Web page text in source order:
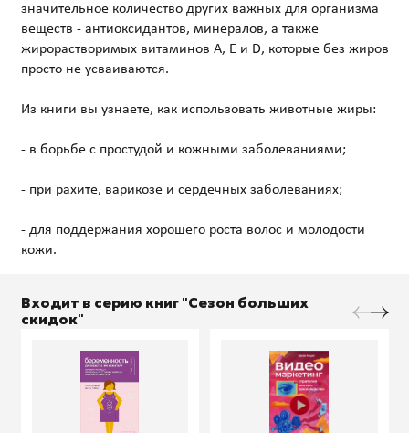
значительное количество других важных для организма
веществ - антиоксидантов, минералов, а также
жирорастворимых витаминов А, Е и D, которые без жиров
просто не усваиваются.
Из книги вы узнаете, как использовать животные жиры:
- в борьбе с простудой и кожными заболеваниями;
- при рахите, варикозе и сердечных заболеваниях;
- для поддержания хорошего роста волос и молодости
Входит в серию книг "Сезон больших
скидок"